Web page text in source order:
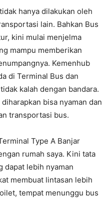
hanya dilakukan oleh
lain. Bahkan Bus
kini mulai menjelma
mampu memberikan
Kemenhub
di Terminal Bus dan
kalah dengan bandara.
bisa nyaman dan
transportasi bus.
Type A Banjar
rumah saya. Kini tata
dapat lebih nyaman
membuat lintasan lebih
tempat menunggu bus